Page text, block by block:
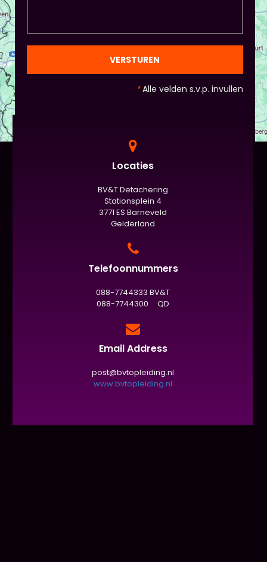
VERSTUREN
*Alle velden s.v.p. invullen
Locaties
BV&T Detachering
Stationsplein 4
3771 ES Barneveld
Gelderland
Telefoonnummers
088-7744333 BV&T
088-7744300 QD
Email Address
post@bvtopleiding.nl
www.bvtopleiding.nl